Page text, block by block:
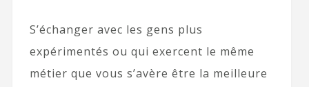
S’échanger avec les gens plus
expérimentés ou qui exercent le même
métier que vous s’avère être la meilleure